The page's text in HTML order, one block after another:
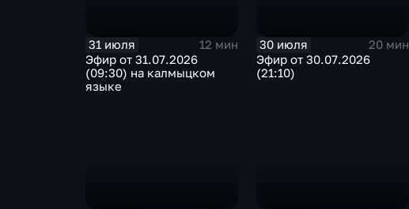
31 июля
12 мин
Эфир от 31.07.2026
(09:30) на калмыцком
языке
30 июля
20 мин
Эфир от 30.07.2026
(21:10)